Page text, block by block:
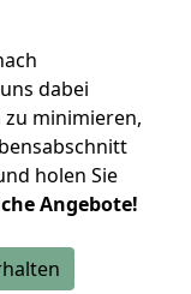
dabei
zu minimieren,
holen Sie
Angebote!